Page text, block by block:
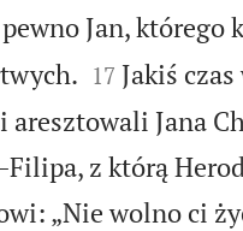
Jan, którego

17 Jakiś
aresztowali Jana
z którą
„Nie wolno ci